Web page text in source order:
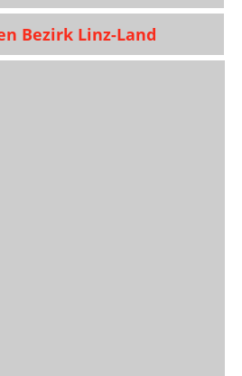
Bezirk Linz-Land